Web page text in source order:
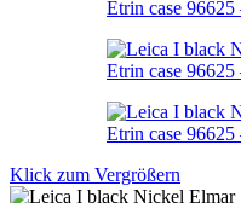
Klick zum Vergrößern